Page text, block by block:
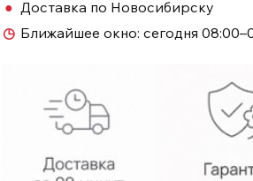
● Доставка по Новосибирску
◷ Ближайшее окно: сегодня